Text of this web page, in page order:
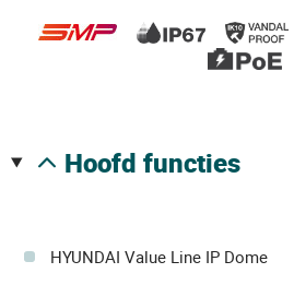
hoofd functies
HYUNDAI Value Line IP Dome